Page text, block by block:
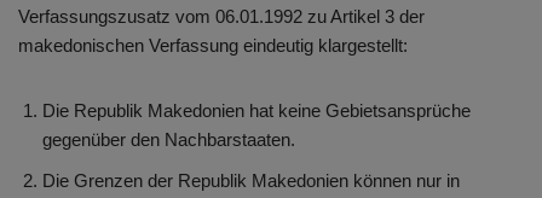
Verfassungszusatz vom 06.01.1992 zu Artikel 3 der
makedonischen Verfassung eindeutig klargestellt:
Die Republik Makedonien hat keine Gebietsansprüche
gegenüber den Nachbarstaaten.
Die Grenzen der Republik Makedonien können nur in